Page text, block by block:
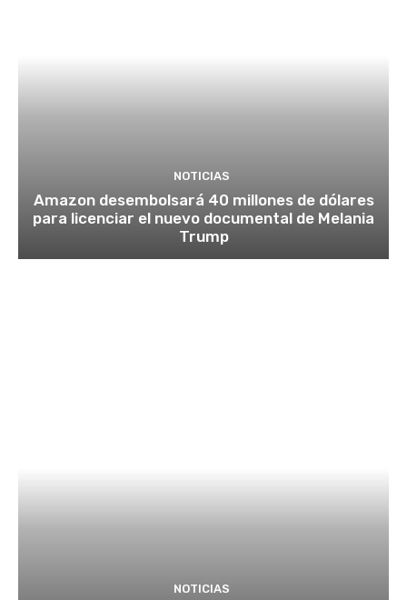
NOTICIAS
Amazon desembolsará 40 millones de dólares
para licenciar el nuevo documental de Melania
Trump
NOTICIAS